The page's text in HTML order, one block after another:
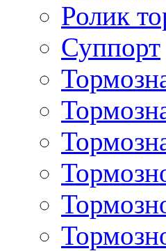
Ролик
Суппорт